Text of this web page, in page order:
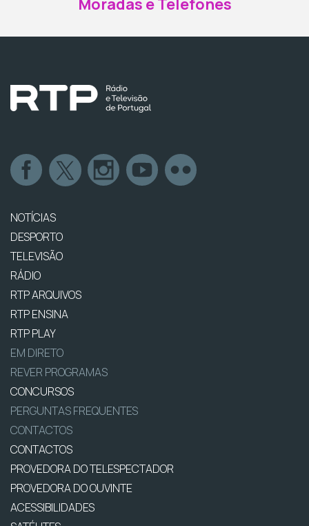
NOTÍCIAS
DESPORTO
TELEVISÃO
RÁDIO
RTP ARQUIVOS
RTP ENSINA
RTP PLAY
EM DIRETO
REVER PROGRAMAS
CONCURSOS
PERGUNTAS FREQUENTES
CONTACTOS
CONTACTOS
PROVEDORA DO TELESPECTADOR
PROVEDORA DO OUVINTE
ACESSIBILIDADES